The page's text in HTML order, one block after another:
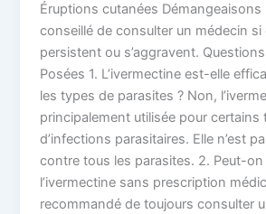
Éruptions cutanées Démangeaisons
conseillé de consulter un médecin si
persistent ou s’aggravent.
Posées 1. L’ivermectine est-elle
les types de parasites ? Non,
principalement utilisée pour certains
d’infections parasitaires. Elle n’est
contre tous les parasites. 2. Peut-on
l’ivermectine sans prescription
recommandé de toujours consulter